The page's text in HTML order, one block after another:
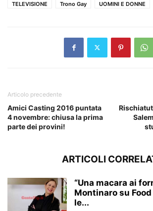
TELEVISIONE
Trono Gay UOMINI E DONNE
Articolo precedente
Amici Casting 2016 puntata
4 novembre: chiusa la prima
parte dei provini!
ARTICOLI
“Una macara ai
Montinaro su
le...